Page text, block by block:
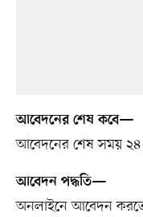
আবেদনের শেষ কবে—
আবেদনের শেষ সময় ২৪
আবেদন পদ্ধতি—
অনলাইনে আবেদন